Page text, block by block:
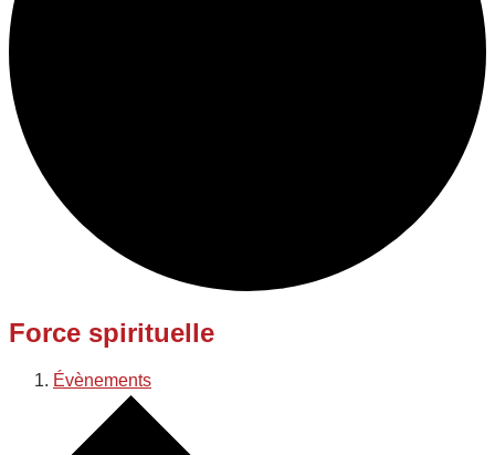
Force spirituelle
Évènements